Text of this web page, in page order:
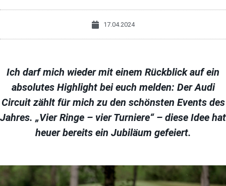
17.04.2024
Ich darf mich wieder mit einem Rückblick auf ein
absolutes Highlight bei euch melden: Der Audi
Circuit zählt für mich zu den schönsten Events des
Jahres. „Vier Ringe – vier Turniere“ – diese Idee hat
heuer bereits ein Jubiläum gefeiert.